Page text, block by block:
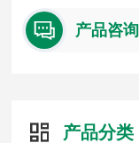
产品咨询
产品分类